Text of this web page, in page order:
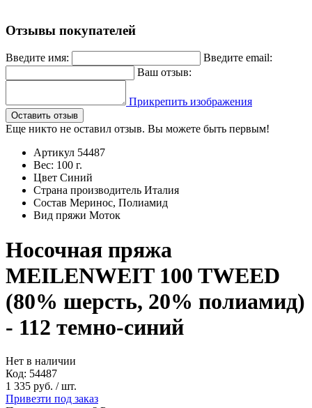
Отзывы покупателей
Введите имя:
Введите email:
Ваш отзыв:
Прикрепить изображения
Оставить отзыв
Еще никто не оставил отзыв. Вы можете быть первым!
Артикул 54487
Вес: 100 г.
Цвет Синий
Страна производитель Италия
Состав Меринос, Полиамид
Вид пряжи Моток
Носочная пряжа
MEILENWEIT 100 TWEED
(80% шерсть, 20% полиамид)
- 112 темно-синий
Нет в наличии
Код: 54487
1 335 руб. / шт.
Привезти под заказ